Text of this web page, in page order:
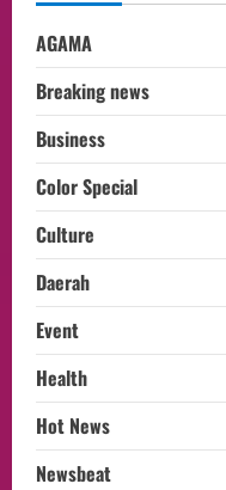
AGAMA
Breaking news
Business
Color Special
Culture
Daerah
Event
Health
Hot News
Newsbeat